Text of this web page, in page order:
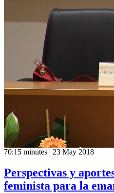
70:15 minutes | 23 May 2018
Perspectivas y
feminista para la